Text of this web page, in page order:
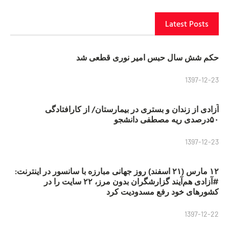
Latest Posts
حکم شش سال حبس امیر نوری قطعی شد
1397-12-23
آزادی از زندان و بستری در بیمارستان/ از کارافتادگی
۵۰درصدی ریه مصطفی دانشجو
1397-12-23
۱۲ مارس (۲۱ اسفند) روز جهانی مبارزه با سانسور در اینترنت:
#آزادی هم‌آیند گزارشگران‌ بدون مرز، ۲۲ سایت را در
کشورهای خود رفع مسدودیت کرد
1397-12-22